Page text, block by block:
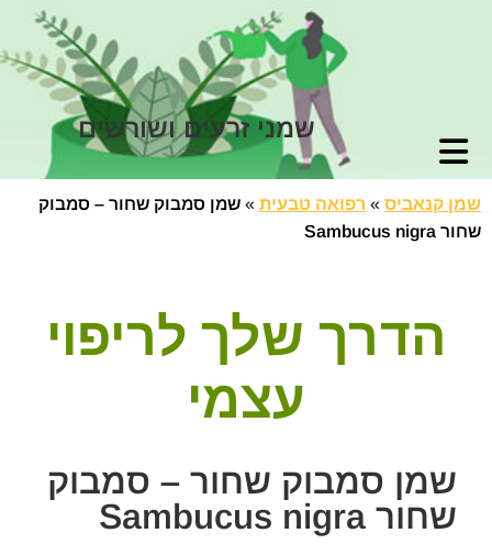
שמני זרעים ושורשים
שמן קנאביס » רפואה טבעית » שמן סמבוק שחור – סמבוק
שחור Sambucus nigra
הדרך שלך לריפוי
עצמי
שמן סמבוק שחור – סמבוק
שחור Sambucus nigra